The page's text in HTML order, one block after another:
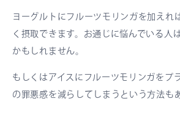
ヨーグルトにフルーツモリンガを加えれ
く摂取できます。お通じに悩んでいる人
かもしれません。
もしくはアイスにフルーツモリンガをプ
の罪悪感を減らしてしまうという方法も